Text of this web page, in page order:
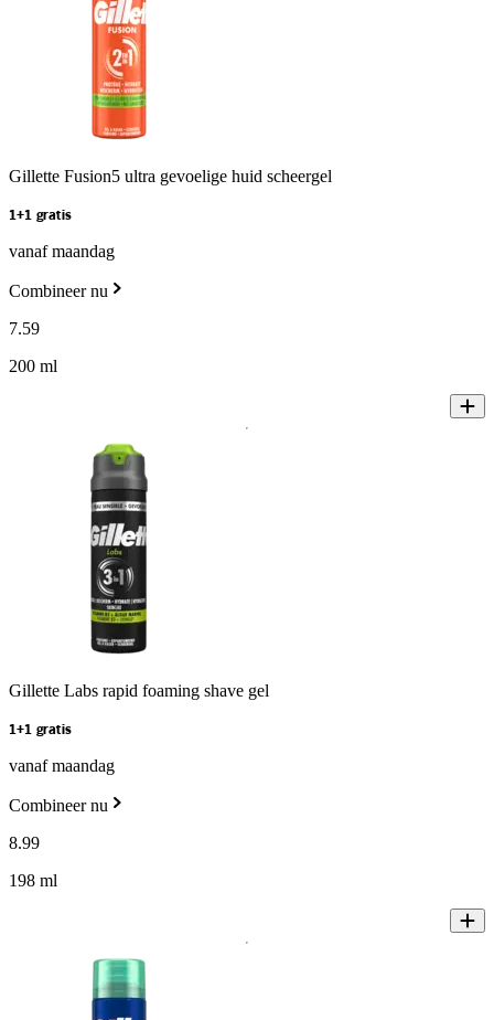
Gillette Fusion5 ultra gevoelige huid scheergel
1+1 gratis
vanaf maandag
Combineer nu
7.59
200 ml
Gillette Labs rapid foaming shave gel
1+1 gratis
vanaf maandag
Combineer nu
8.99
198 ml